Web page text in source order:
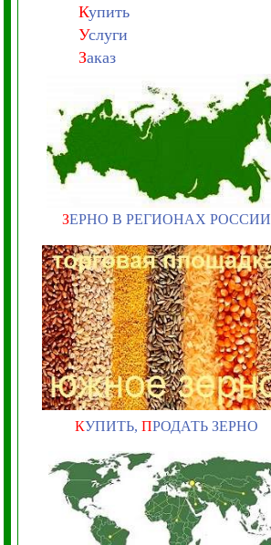
Купить
Услуги
Заказ
ЗЕРНО В РЕГИОНАХ РОССИИ
КУПИТЬ, ПРОДАТЬ ЗЕРНО